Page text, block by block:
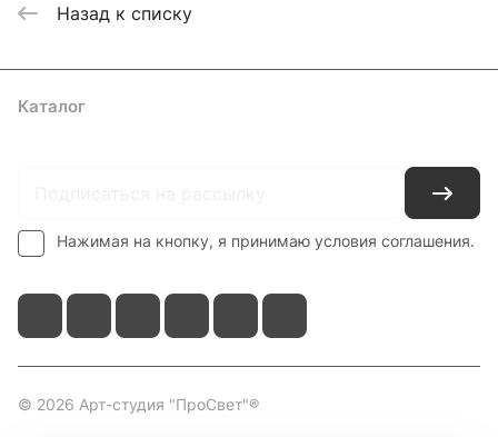
Назад к списку
Каталог
Нажимая на кнопку, я принимаю условия соглашения.
© 2026 Арт-студия "ПроСвет"®